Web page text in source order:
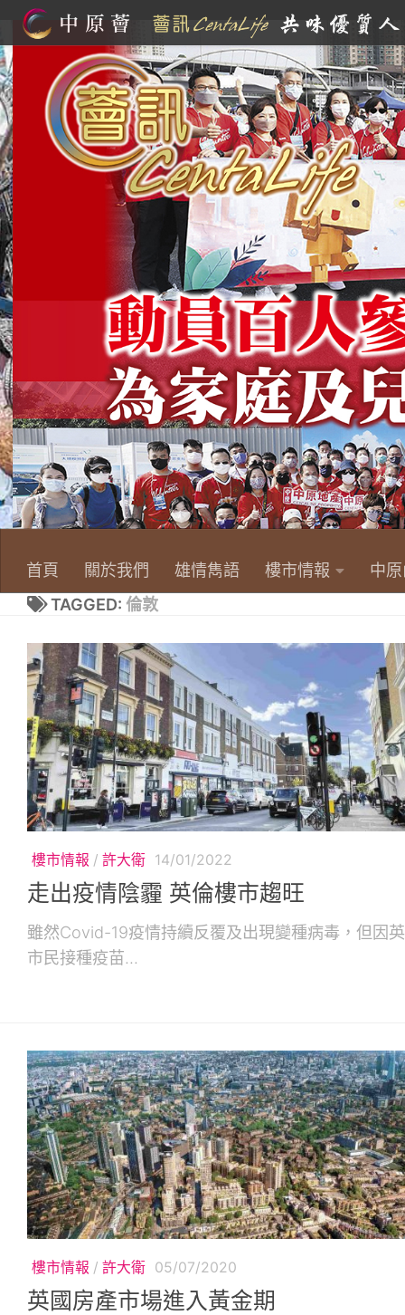
首頁 關於我們 雄情雋語 樓市情報
中
TAGGED: 倫敦
樓市情報 / 許大衛 14/01/2022
走出疫情陰霾 英倫樓市趨旺
雖然Covid-19疫情持續反覆及出現變種病毒，但因
市民接種疫苗...
樓市情報 / 許大衛 05/07/2020
英國房產市場進入黃金期